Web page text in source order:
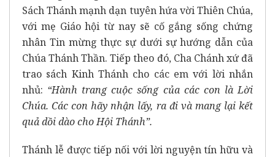
Sách Thánh mạnh dạn tuyên hứa vời Thiên Chúa,
với mẹ Giáo hội từ nay sẽ cố gắng sống chứng
nhân Tin mừng thực sự dưới sự hướng dẫn của
Chúa Thánh Thần. Tiếp theo đó, Cha Chánh xứ đã
trao sách Kinh Thánh cho các em với lời nhắn
nhủ: “Hành trang cuộc sống của các con là Lời
Chúa. Các con hãy nhận lấy, ra đi và mang lại kết
quả dồi dào cho Hội Thánh”.
Thánh lễ được tiếp nối với lời nguyện tín hữu và